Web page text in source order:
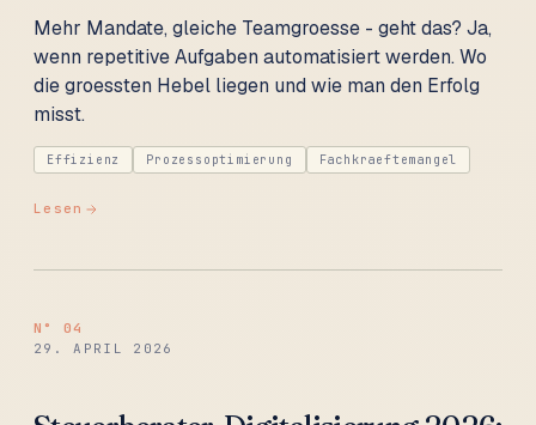
Mehr Mandate, gleiche Teamgroesse - geht das? Ja,
wenn repetitive Aufgaben automatisiert werden. Wo
die groessten Hebel liegen und wie man den Erfolg
misst.
Effizienz Prozessoptimierung Fachkraeftemangel
Lesen
N° 04
29. APRIL 2026